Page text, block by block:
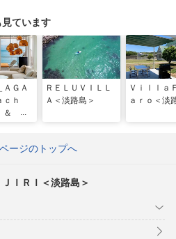
ています
ＡＧＡ
ｃｈ
＆ Ｖ
ＲＥＬＵＶＩＬＬ
Ａ＜淡路島＞
Ｖｉｌｌａ
ａｒｏ＜淡
ージのトップへ
ＩＲＩ＜淡路島＞